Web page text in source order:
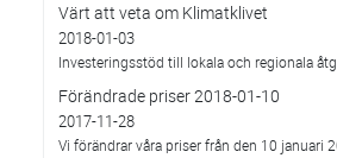
Värt att veta om Klimatklivet
2018-01-03
Investeringsstöd till lokala och regionala
Förändrade priser 2018-01-10
2017-11-28
Vi förändrar våra priser från den 10 januari